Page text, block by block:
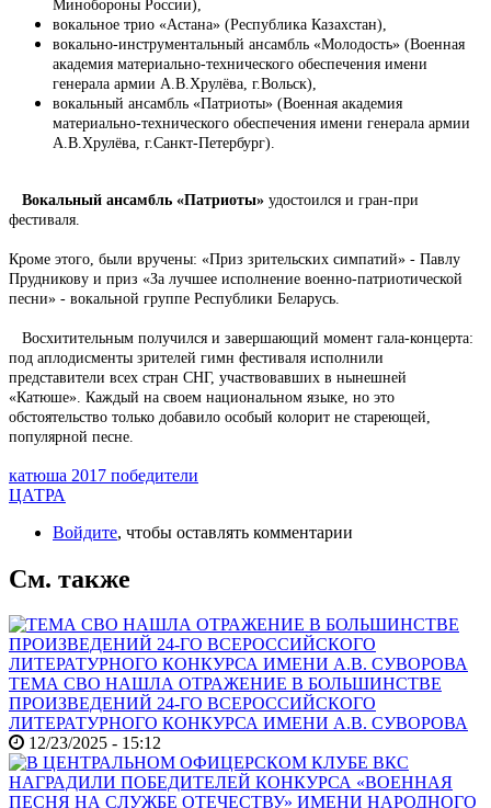
Минобороны России),
вокальное трио «Астана» (Республика Казахстан),
вокально-инструментальный ансамбль «Молодость» (Военная
академия материально-технического обеспечения имени
генерала армии А.В.Хрулёва, г.Вольск),
вокальный ансамбль «Патриоты» (Военная академия
материально-технического обеспечения имени генерала армии
А.В.Хрулёва, г.Санкт-Петербург).
Вокальный ансамбль «Патриоты» удостоился и гран-при
фестиваля.
Кроме этого, были вручены: «Приз зрительских симпатий» - Павлу
Прудникову и приз «За лучшее исполнение военно-патриотической
песни» - вокальной группе Республики Беларусь.
Восхитительным получился и завершающий момент гала-концерта:
под аплодисменты зрителей гимн фестиваля исполнили
представители всех стран СНГ, участвовавших в нынешней
«Катюше». Каждый на своем национальном языке, но это
обстоятельство только добавило особый колорит не стареющей,
популярной песне.
катюша 2017 победители
ЦАТРА
Войдите, чтобы оставлять комментарии
См. также
ТЕМА СВО НАШЛА ОТРАЖЕНИЕ В БОЛЬШИНСТВЕ
ПРОИЗВЕДЕНИЙ 24-ГО ВСЕРОССИЙСКОГО
ЛИТЕРАТУРНОГО КОНКУРСА ИМЕНИ А.В. СУВОРОВА
12/23/2025 - 15:12